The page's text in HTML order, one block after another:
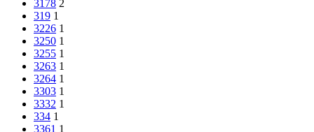
3178 2
319 1
3226 1
3250 1
3255 1
3263 1
3264 1
3303 1
3332 1
334 1
3361 1